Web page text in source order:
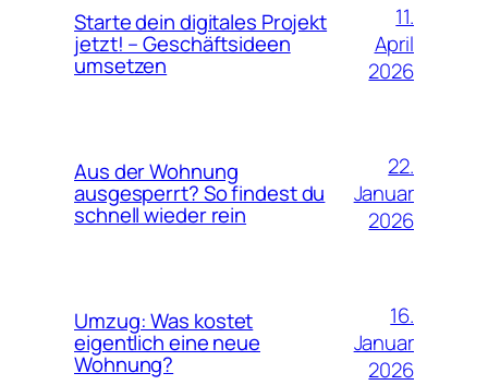
Starte dein digitales Projekt
jetzt! – Geschäftsideen
umsetzen
11.
April
2026
Aus der Wohnung
ausgesperrt? So findest du
schnell wieder rein
22.
Januar
2026
Umzug: Was kostet
eigentlich eine neue
Wohnung?
16.
Januar
2026